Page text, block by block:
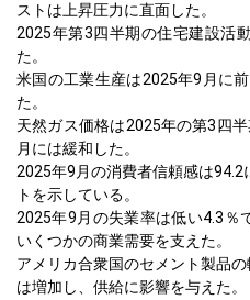
ストは上昇圧力に直面した。
2025年第3四半期の住宅建設活
た。
米国の工業生産は2025年9月に
た。
天然ガス価格は2025年の第3四
月には緩和した。
2025年9月の消費者信頼感は
トを示している。
2025年9月の失業率は低い4.3％
いくつかの商業需要を支えた。
アメリカ合衆国のセメント製品
は増加し、供給に影響を与えた。